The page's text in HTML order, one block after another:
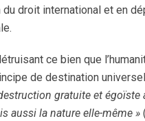
du droit international et en
ce bien que
de destination
gratuite et
aussi la nature elle-même »